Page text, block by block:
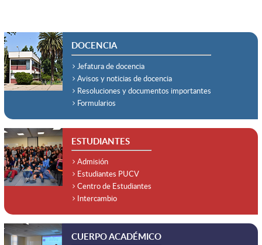
DOCENCIA
Jefatura de docencia
Avisos y noticias de docencia
Resoluciones y documentos importantes
Formularios
ESTUDIANTES
Admisión
Estudiantes PUCV
Centro de Estudiantes
Intercambio
CUERPO ACADÉMICO